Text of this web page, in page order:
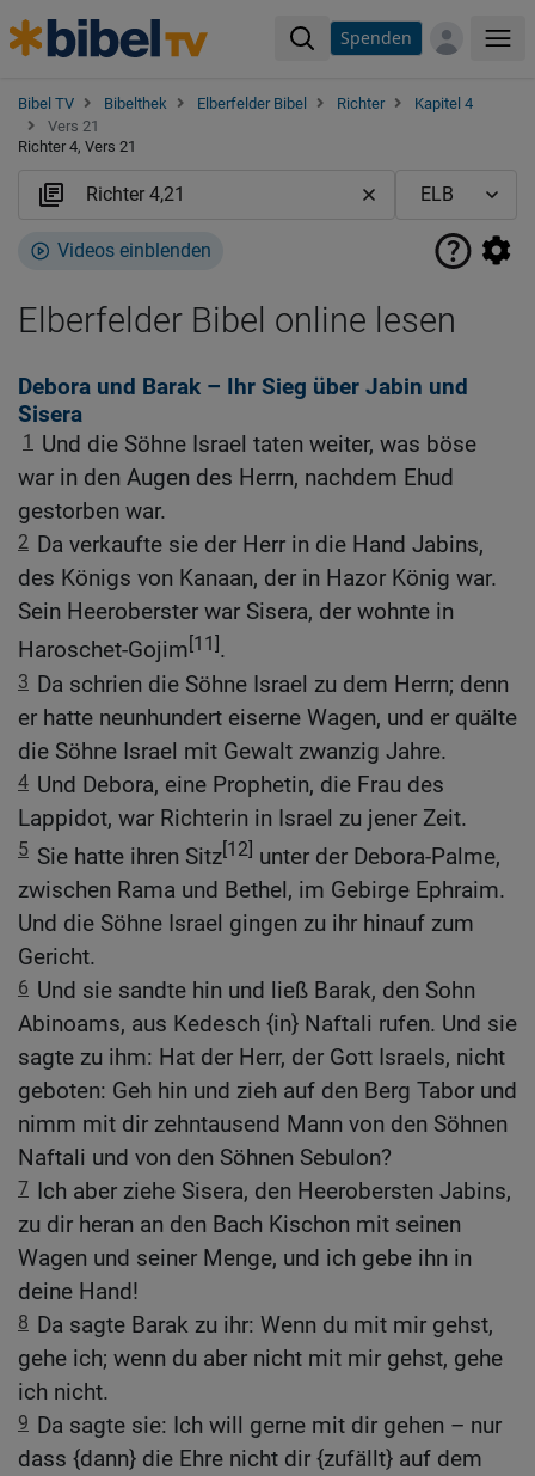
Spenden
Bibel TV Bibelthek Elberfelder Bibel Richter
Kapitel 4
Vers 21
Richter 4, Vers 21
Videos einblenden
Elberfelder Bibel online lesen
Debora und Barak – Ihr Sieg über Jabin und
Sisera
1
Und die Söhne Israel taten weiter, was böse
war in den Augen des Herrn, nachdem Ehud
gestorben war.
2 Da verkaufte sie der Herr in die Hand Jabins,
des Königs von Kanaan, der in Hazor König war.
Sein Heeroberster war Sisera, der wohnte in
Haroschet-Gojim[11].
3 Da schrien die Söhne Israel zu dem Herrn; denn
er hatte neunhundert eiserne Wagen, und er quälte
die Söhne Israel mit Gewalt zwanzig Jahre.
4 Und Debora, eine Prophetin, die Frau des
Lappidot, war Richterin in Israel zu jener Zeit.
5 Sie hatte ihren Sitz[12] unter der Debora-Palme,
zwischen Rama und Bethel, im Gebirge Ephraim.
Und die Söhne Israel gingen zu ihr hinauf zum
Gericht.
6 Und sie sandte hin und ließ Barak, den Sohn
Abinoams, aus Kedesch {in} Naftali rufen. Und sie
sagte zu ihm: Hat der Herr, der Gott Israels, nicht
geboten: Geh hin und zieh auf den Berg Tabor und
nimm mit dir zehntausend Mann von den Söhnen
Naftali und von den Söhnen Sebulon?
7 Ich aber ziehe Sisera, den Heerobersten Jabins,
zu dir heran an den Bach Kischon mit seinen
Wagen und seiner Menge, und ich gebe ihn in
deine Hand!
8 Da sagte Barak zu ihr: Wenn du mit mir gehst,
gehe ich; wenn du aber nicht mit mir gehst, gehe
ich nicht.
9 Da sagte sie: Ich will gerne mit dir gehen – nur
dass {dann} die Ehre nicht dir {zufällt} auf dem